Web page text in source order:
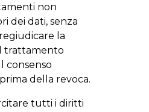
non
dei dati, senza
la
trattamento
consenso
della revoca.
tutti i diritti